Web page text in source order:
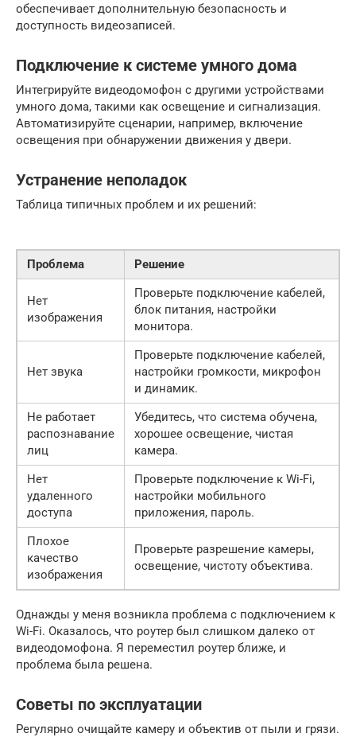
обеспечивает дополнительную безопасность и
доступность видеозаписей.
Подключение к системе умного дома
Интегрируйте видеодомофон с другими устройствами
умного дома, такими как освещение и сигнализация.
Автоматизируйте сценарии, например, включение
освещения при обнаружении движения у двери.
Устранение неполадок
Таблица типичных проблем и их решений:
Проблема Решение
Нет
изображения
Проверьте подключение кабелей,
блок питания, настройки
монитора.
Нет звука
Проверьте подключение кабелей,
настройки громкости, микрофон
и динамик.
Не работает
распознавание
лиц
Убедитесь, что система обучена,
хорошее освещение, чистая
камера.
Нет
удаленного
доступа
Проверьте подключение к Wi-Fi,
настройки мобильного
приложения, пароль.
Плохое
качество
изображения
Проверьте разрешение камеры,
освещение, чистоту объектива.
Однажды у меня возникла проблема с подключением к
Wi-Fi. Оказалось, что роутер был слишком далеко от
видеодомофона. Я переместил роутер ближе, и
проблема была решена.
Советы по эксплуатации
Регулярно очищайте камеру и объектив от пыли и грязи.